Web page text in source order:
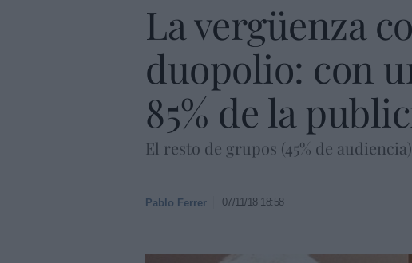
La vergüenza
duopolio: con
85% de la
El resto de grupos (45% de
Pablo Ferrer 07/11/18 18:58